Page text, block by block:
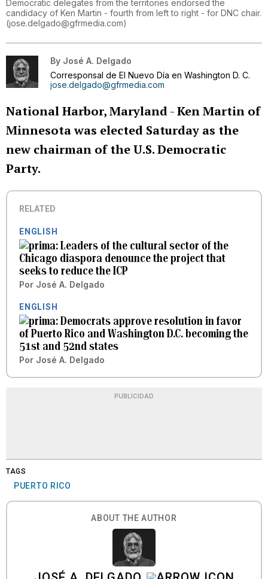
Democratic delegates from the territories endorsed the
candidacy of Ken Martin - fourth from left to right - for DNC chair.
(jose.delgado@gfrmedia.com)
By José A. Delgado
Corresponsal de El Nuevo Día en Washington D. C.
jose.delgado@gfrmedia.com
National Harbor, Maryland-Ken Martin of
Minnesota was elected Saturday as the
new chairman of the U.S. Democratic
Party.
RELATED
ENGLISH
Leaders of the cultural sector of the
Chicago diaspora denounce the project that
seeks to reduce the ICP
Por José A. Delgado
ENGLISH
Democrats approve resolution in favor
of Puerto Rico and Washington D.C. becoming the
51st and 52nd states
Por José A. Delgado
PUBLICIDAD
TAGS
PUERTO RICO
ABOUT THE AUTHOR